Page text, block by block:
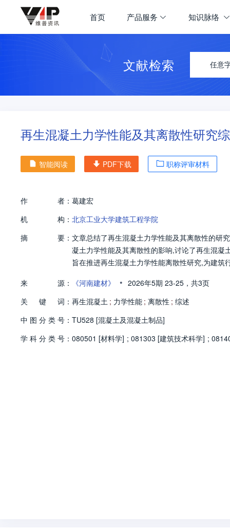
首页 产品服务 知识脉络
文献检索 任意
再生混凝土力学性能及其离散性研究
智能阅读 PDF下载 职称评审材料
作 者： 葛建宏
机
构： 北京工业大学建筑工程学院
摘
要： 文章总结了再生混凝土力学性能及其离散性的研
凝土力学性能及其离散性的影响,讨论了再生混
旨在推进再生混凝土力学性能离散性研究,为建筑
来
源： 《河南建材》 • 2026年5期 23-25， 共3页
关
键 词： 再生混凝土 ; 力学性能 ; 离散性 ; 综述
中 图 分 类 号： TU528 [混凝土及混凝土制品]
学 科 分 类 号： 080501 [材料学] ; 081303 [建筑技术科学] ;